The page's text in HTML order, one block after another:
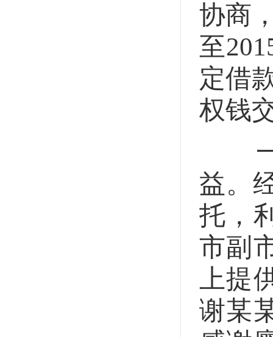
协商
至
定借
权钱
一
益。
托，
市副
上提
谢某